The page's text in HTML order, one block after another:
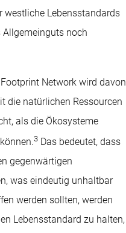
westliche Lebensstandards
Allgemeinguts noch
Network wird davon
die natürlichen Ressourcen
als die Ökosysteme
3 Das bedeutet, dass
gegenwärtigen
was eindeutig unhaltbar
werden sollten, werden
Lebensstandard zu halten,